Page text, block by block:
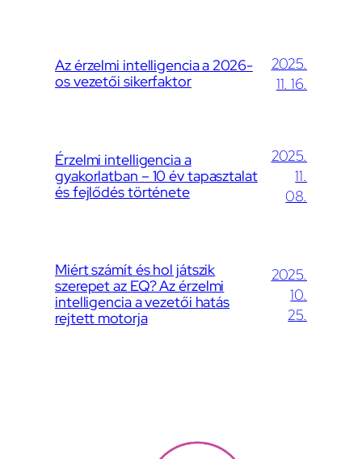
Az érzelmi intelligencia a 2026-
os vezetői sikerfaktor
2025.
11. 16.
Érzelmi intelligencia a
gyakorlatban – 10 év tapasztalat
és fejlődés története
2025.
11.
08.
Miért számít és hol játszik
szerepet az EQ? Az érzelmi
intelligencia a vezetői hatás
rejtett motorja
2025.
10.
25.